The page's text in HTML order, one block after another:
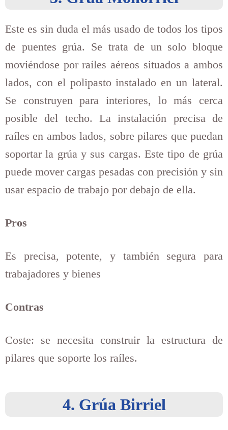
Este es sin duda el más usado de todos los tipos
de puentes grúa. Se trata de un solo bloque
moviéndose por raíles aéreos situados a ambos
lados, con el polipasto instalado en un lateral.
Se construyen para interiores, lo más cerca
posible del techo. La instalación precisa de
raíles en ambos lados, sobre pilares que puedan
soportar la grúa y sus cargas. Este tipo de grúa
puede mover cargas pesadas con precisión y sin
usar espacio de trabajo por debajo de ella.
Pros
Es precisa, potente, y también segura para
trabajadores y bienes
Contras
Coste: se necesita construir la estructura de
pilares que soporte los raíles.
4. Grúa Birriel